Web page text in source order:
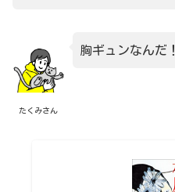
たくみさん
胸ギュンなんだ！